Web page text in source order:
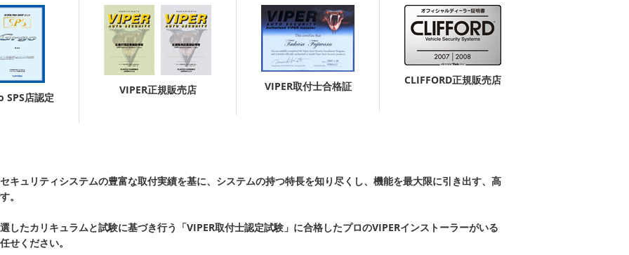
SPS店認定
VIPER正規販売店 VIPER取付士合格証 CLIFFORD正規販売店
キュリティシステムの豊富な取付実績を基に、システムの持つ特長を知り尽くし、機能を最大限に引き出す、高
。
したカリキュラムと試験に基づき行う「VIPER取付士認定試験」に合格したプロのVIPERインストーラーがいる
せください。